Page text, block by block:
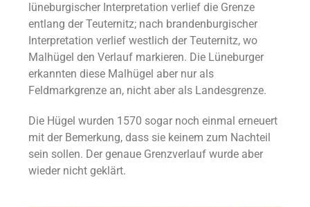
lüneburgischer Interpretation verlief die Grenze
entlang der Teuternitz; nach brandenburgischer
Interpretation verlief westlich der Teuternitz, wo
Malhügel den Verlauf markieren. Die Lüneburger
erkannten diese Malhügel aber nur als
Feldmarkgrenze an, nicht aber als Landesgrenze.
Die Hügel wurden 1570 sogar noch einmal erneuert
mit der Bemerkung, dass sie keinem zum Nachteil
sein sollen. Der genaue Grenzverlauf wurde aber
wieder nicht geklärt.